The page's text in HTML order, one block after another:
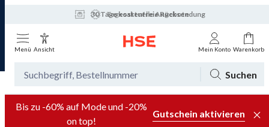
30 Tage kostenfreie Rücksendung
Tagesaktuelle Angebote
Menü Ansicht Mein Konto Warenkorb
Suchen
Bis zu -60% auf Mode und -20%
on top!
Gutschein aktivieren